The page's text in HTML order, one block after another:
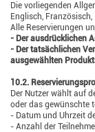
Die vorliegenden
Englisch,
Alle Reservierungen
- Der ausdrücklichen
- Der tatsächlichen
ausgewählten
10.2.
Der Nutzer wählt auf
oder das gewünschte
- Datum und Uhrzeit
- Anzahl der